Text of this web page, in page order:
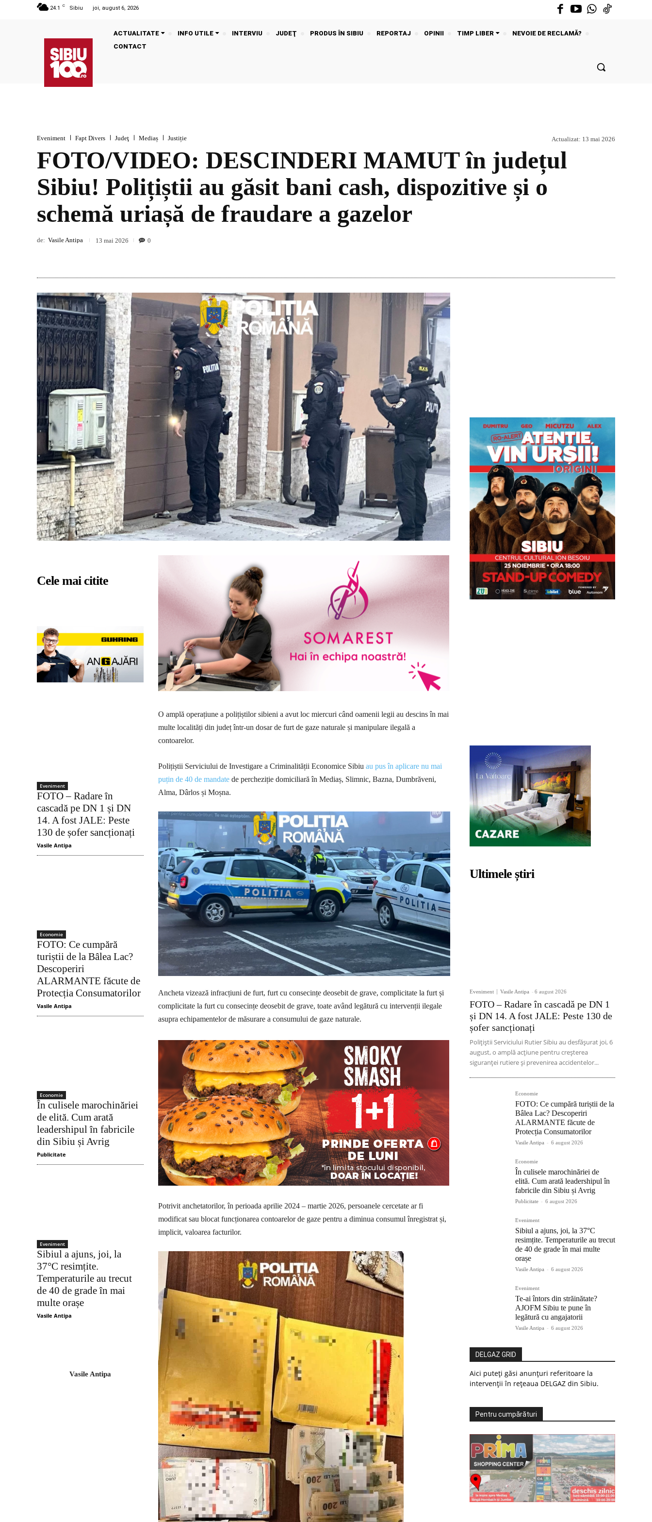
24.1 C Sibiu joi, august 6, 2026
ACTUALITATE INFO UTILE INTERVIU JUDEŢ PRODUS ÎN SIBIU REPORTAJ OPINII TIMP LIBER
NEVOIE DE RECLAMĂ?
CONTACT
Eveniment Fapt Divers Judeţ Mediaș Justiție Actualizat: 13 mai 2026
FOTO/VIDEO: DESCINDERI MAMUT în județul
Sibiu! Polițiștii au găsit bani cash, dispozitive și o
schemă uriașă de fraudare a gazelor
de: Vasile Antipa 13 mai 2026 0
Cele mai citite
Eveniment
FOTO – Radare în
cascadă pe DN 1 și DN
14. A fost JALE: Peste
130 de șofer sancționați
Vasile Antipa
Economie
FOTO: Ce cumpără
turiștii de la Bâlea Lac?
Descoperiri
ALARMANTE făcute de
Protecția Consumatorilor
Vasile Antipa
Economie
În culisele marochinăriei
de elită. Cum arată
leadershipul în fabricile
din Sibiu și Avrig
Publicitate
Eveniment
Sibiul a ajuns, joi, la
37°C resimțite.
Temperaturile au trecut
de 40 de grade în mai
multe orașe
Vasile Antipa
Vasile Antipa
O amplă operațiune a polițiștilor sibieni a avut loc miercuri când oamenii legii au descins în mai
multe localități din județ într-un dosar de furt de gaze naturale și manipulare ilegală a
contoarelor.
Polițiștii Serviciului de Investigare a Criminalității Economice Sibiu au pus în aplicare nu mai
puțin de 40 de mandate de percheziție domiciliară în Mediaș, Slimnic, Bazna, Dumbrăveni,
Alma, Dârlos și Moșna.
Ancheta vizează infracțiuni de furt, furt cu consecințe deosebit de grave, complicitate la furt și
complicitate la furt cu consecințe deosebit de grave, toate având legătură cu intervenții ilegale
asupra echipamentelor de măsurare a consumului de gaze naturale.
Potrivit anchetatorilor, în perioada aprilie 2024 – martie 2026, persoanele cercetate ar fi
modificat sau blocat funcționarea contoarelor de gaze pentru a diminua consumul înregistrat și,
implicit, valoarea facturilor.
Ultimele știri
Eveniment Vasile Antipa - 6 august 2026
FOTO – Radare în cascadă pe DN 1
și DN 14. A fost JALE: Peste 130 de
șofer sancționați
Polițiștii Serviciului Rutier Sibiu au desfășurat joi, 6
august, o amplă acțiune pentru creșterea
siguranței rutiere și prevenirea accidentelor...
Economie
FOTO: Ce cumpără turiștii de la
Bâlea Lac? Descoperiri
ALARMANTE făcute de
Protecția Consumatorilor
Vasile Antipa - 6 august 2026
Economie
În culisele marochinăriei de
elită. Cum arată leadershipul în
fabricile din Sibiu și Avrig
Publicitate - 6 august 2026
Eveniment
Sibiul a ajuns, joi, la 37°C
resimțite. Temperaturile au trecut
de 40 de grade în mai multe
orașe
Vasile Antipa - 6 august 2026
Eveniment
Te-ai întors din străinătate?
AJOFM Sibiu te pune în
legătură cu angajatorii
Vasile Antipa - 6 august 2026
DELGAZ GRID
Aici puteți găsi anunțuri referitoare la
intervenții în rețeaua DELGAZ din Sibiu.
Pentru cumpărături